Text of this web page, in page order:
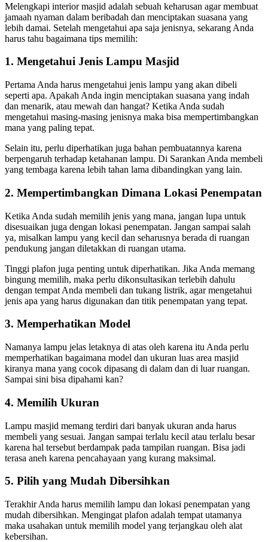
Melengkapi interior masjid adalah sebuah keharusan agar membuat
jamaah nyaman dalam beribadah dan menciptakan suasana yang
lebih damai. Setelah mengetahui apa saja jenisnya, sekarang Anda
harus tahu bagaimana tips memilih:
1. Mengetahui Jenis Lampu Masjid
Pertama Anda harus mengetahui jenis lampu yang akan dibeli
seperti apa. Apakah Anda ingin menciptakan suasana yang indah
dan menarik, atau mewah dan hangat? Ketika Anda sudah
mengetahui masing-masing jenisnya maka bisa mempertimbangkan
mana yang paling tepat.
Selain itu, perlu diperhatikan juga bahan pembuatannya karena
berpengaruh terhadap ketahanan lampu. Di Sarankan Anda membeli
yang tembaga karena lebih tahan lama dibandingkan yang lain.
2. Mempertimbangkan Dimana Lokasi Penempatan
Ketika Anda sudah memilih jenis yang mana, jangan lupa untuk
disesuaikan juga dengan lokasi penempatan. Jangan sampai salah
ya, misalkan lampu yang kecil dan seharusnya berada di ruangan
pendukung jangan diletakkan di ruangan utama.
Tinggi plafon juga penting untuk diperhatikan. Jika Anda memang
bingung memilih, maka perlu dikonsultasikan terlebih dahulu
dengan tempat Anda membeli dan tukang listrik, agar mengetahui
jenis apa yang harus digunakan dan titik penempatan yang tepat.
3. Memperhatikan Model
Namanya lampu jelas letaknya di atas oleh karena itu Anda perlu
memperhatikan bagaimana model dan ukuran luas area masjid
kiranya mana yang cocok dipasang di dalam dan di luar ruangan.
Sampai sini bisa dipahami kan?
4. Memilih Ukuran
Lampu masjid memang terdiri dari banyak ukuran anda harus
membeli yang sesuai. Jangan sampai terlalu kecil atau terlalu besar
karena hal tersebut berdampak pada tampilan ruangan. Bisa jadi
terasa aneh karena pencahayaan yang kurang maksimal.
5. Pilih yang Mudah Dibersihkan
Terakhir Anda harus memilih lampu dan lokasi penempatan yang
mudah dibersihkan. Mengingat plafon adalah tempat utamanya
maka usahakan untuk memilih model yang terjangkau oleh alat
kebersihan.